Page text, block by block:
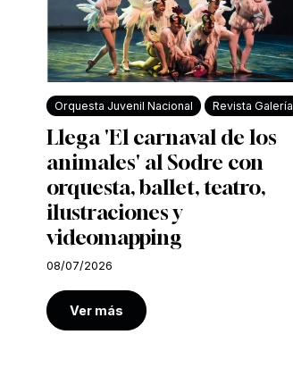
Orquesta Juvenil Nacional Revista Galería
Llega 'El carnaval de los
animales' al Sodre con
orquesta, ballet, teatro,
ilustraciones y
videomapping
08/07/2026
Ver más